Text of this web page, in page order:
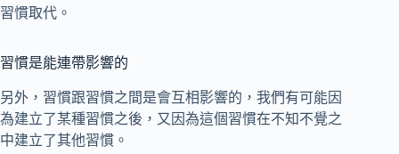
習慣取代。
習慣是能連帶影響的
另外，習慣跟習慣之間是會互相影響的，我們有可能因
為建立了某種習慣之後，又因為這個習慣在不知不覺之
中建立了其他習慣。